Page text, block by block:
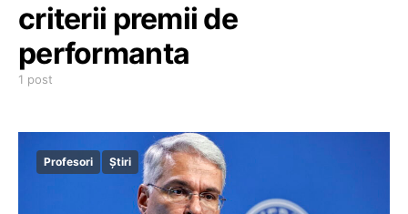
criterii premii de
performanta
1 post
Profesori Știri